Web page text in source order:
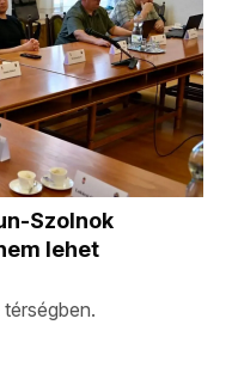
Szolnok
lehet